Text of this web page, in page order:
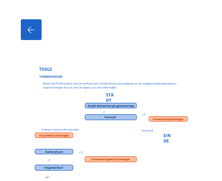
TOOLS
TOERNOOIDESIGN
Binnen het PrOFS project werd er een flowchart ontwikkeld om toernooidesign en de mogelijke kwetsbaarheden in
kaart te brengen. Hoover over de vakjes voor extra informatie!
Assymetrisch belangen
Aantal prijzen
Volgende fase?
Zwitsers toernooi of round robin
=1
Ja?
STA
RT
Aantal deelnemers per gemeenschap
=1
Formaat?
≥2
Gemeenschappelijke belangen
≥2
knockout
Gemeenschapsbelangen
EIN
DE